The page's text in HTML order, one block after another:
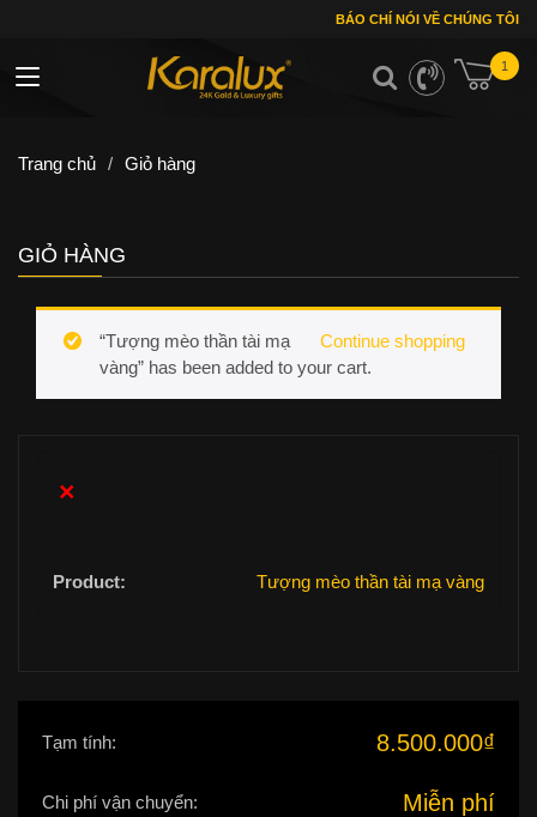
BÁO CHÍ NÓI VỀ CHÚNG TÔI
1
Toggle navigation
Trang chủ / Giỏ hàng
GIỎ HÀNG
Continue shopping
“Tượng mèo thần tài mạ
vàng” has been added to your cart.
×
Tượng mèo thần tài mạ vàng
Tạm tính: 8.500.000₫
Chi phí vận chuyển: Miễn phí